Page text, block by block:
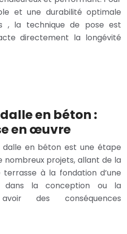
et une durabilité optimale
, la technique de pose est
directement la longévité
en béton :
en œuvre
dalle en béton est une étape
nombreux projets, allant de la
terrasse à la fondation d’une
dans la conception ou la
des conséquences